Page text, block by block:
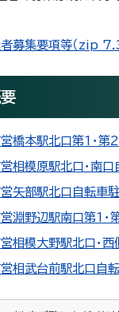
募集要項等（zip
橋本駅北口第1・第
相模原駅北口・南
矢部駅北口自転車
淵野辺駅南口第1・
相模大野駅北口・西
相武台前駅北口自